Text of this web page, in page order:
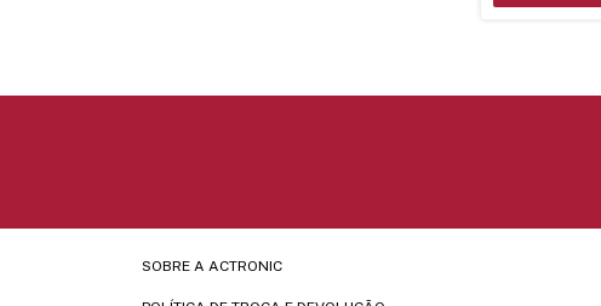
SOBRE A ACTRONIC